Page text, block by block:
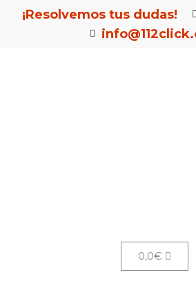
¡Resolvemos tus dudas!
0,0€